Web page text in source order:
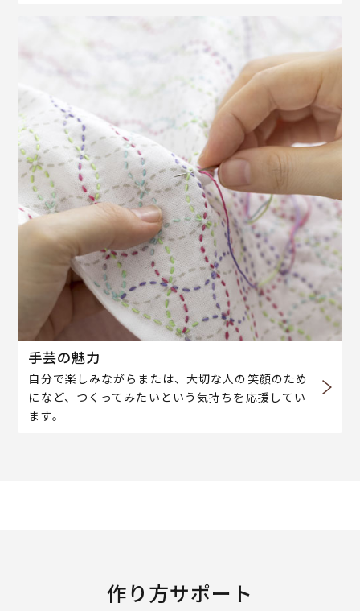
手芸の魅力
自分で楽しみながらまたは、大切な人の笑顔のため
になど、つくってみたいという気持ちを応援してい
ます。
作り方サポート